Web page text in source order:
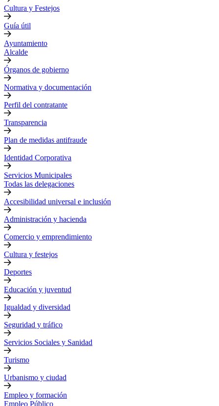
Cultura y Festejos
Guía útil
Ayuntamiento
Alcalde
Órganos de gobierno
Normativa y documentación
Perfil del contratante
Transparencia
Plan de medidas antifraude
Identidad Corporativa
Servicios Municipales
Todas las delegaciones
Accesibilidad universal e inclusión
Administración y hacienda
Comercio y emprendimiento
Cultura y festejos
Deportes
Educación y juventud
Igualdad y diversidad
Seguridad y tráfico
Servicios Sociales y Sanidad
Turismo
Urbanismo y ciudad
Empleo y formación
Empleo Público